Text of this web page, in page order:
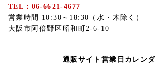
TEL：06-6621-4677
営業時間 10:30～18:30（水・木除く）
大阪市阿倍野区昭和町2-6-10
通販サイト営業日カレン